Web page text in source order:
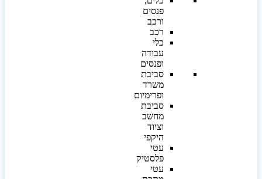
פנסים
ורכב
רכב
כלי
עבודה
ופנסים
סביבת
משרד
ופרימיום
סביבת
מחשב
וציוד
היקפי
עטי
פלסטיק
עטי